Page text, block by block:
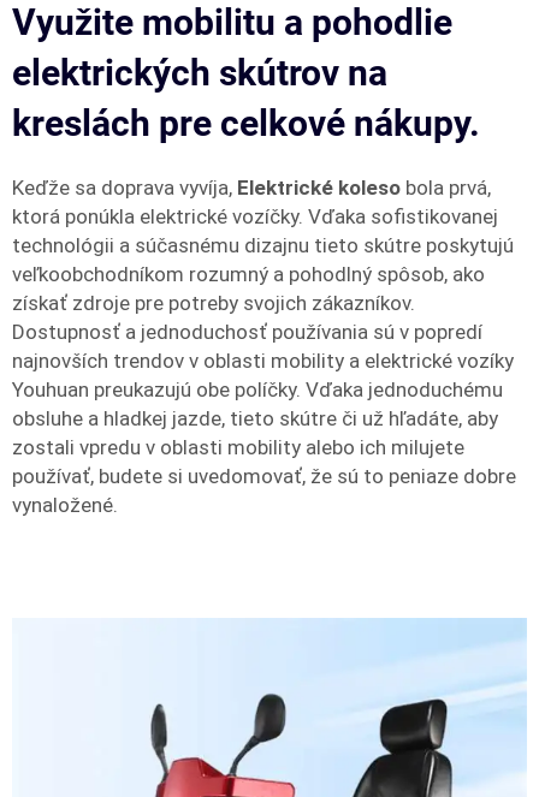
Využite mobilitu a pohodlie
elektrických skútrov na
kreslách pre celkové nákupy.
Keďže sa doprava vyvíja, Elektrické koleso bola prvá,
ktorá ponúkla elektrické vozíčky. Vďaka sofistikovanej
technológii a súčasnému dizajnu tieto skútre poskytujú
veľkoobchodníkom rozumný a pohodlný spôsob, ako
získať zdroje pre potreby svojich zákazníkov.
Dostupnosť a jednoduchosť používania sú v popredí
najnovších trendov v oblasti mobility a elektrické vozíky
Youhuan preukazujú obe políčky. Vďaka jednoduchému
obsluhe a hladkej jazde, tieto skútre či už hľadáte, aby
zostali vpredu v oblasti mobility alebo ich milujete
používať, budete si uvedomovať, že sú to peniaze dobre
vynaložené.